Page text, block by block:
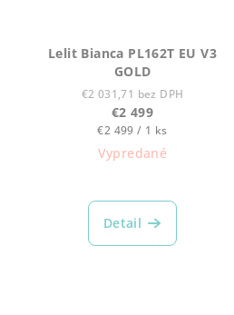
Lelit Bianca PL162T EU V3
GOLD
€2 031,71 bez DPH
€2 499
Jednotková
cena:
€2 499 / 1 ks
Vypredané
Detail